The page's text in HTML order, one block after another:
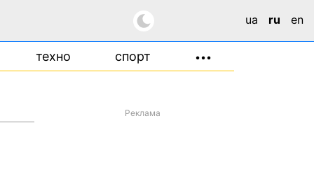
ua ru en
техно спорт •••
Реклама